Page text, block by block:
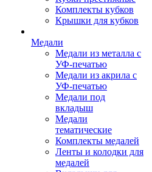
Комплекты кубков
Крышки для кубков
Медали
Медали из металла с
УФ-печатью
Медали из акрила с
УФ-печатью
Медали под
вкладыш
Медали
тематические
Комплекты медалей
Ленты и колодки для
медалей